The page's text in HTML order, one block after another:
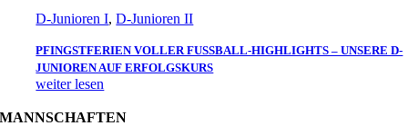
D-Junioren I,D-Junioren II
PFINGSTFERIEN VOLLER FUSSBALL-HIGHLIGHTS – UNSERE D-J
UNIOREN AUF ERFOLGSKURS
weiter lesen
MANNSCHAFTEN